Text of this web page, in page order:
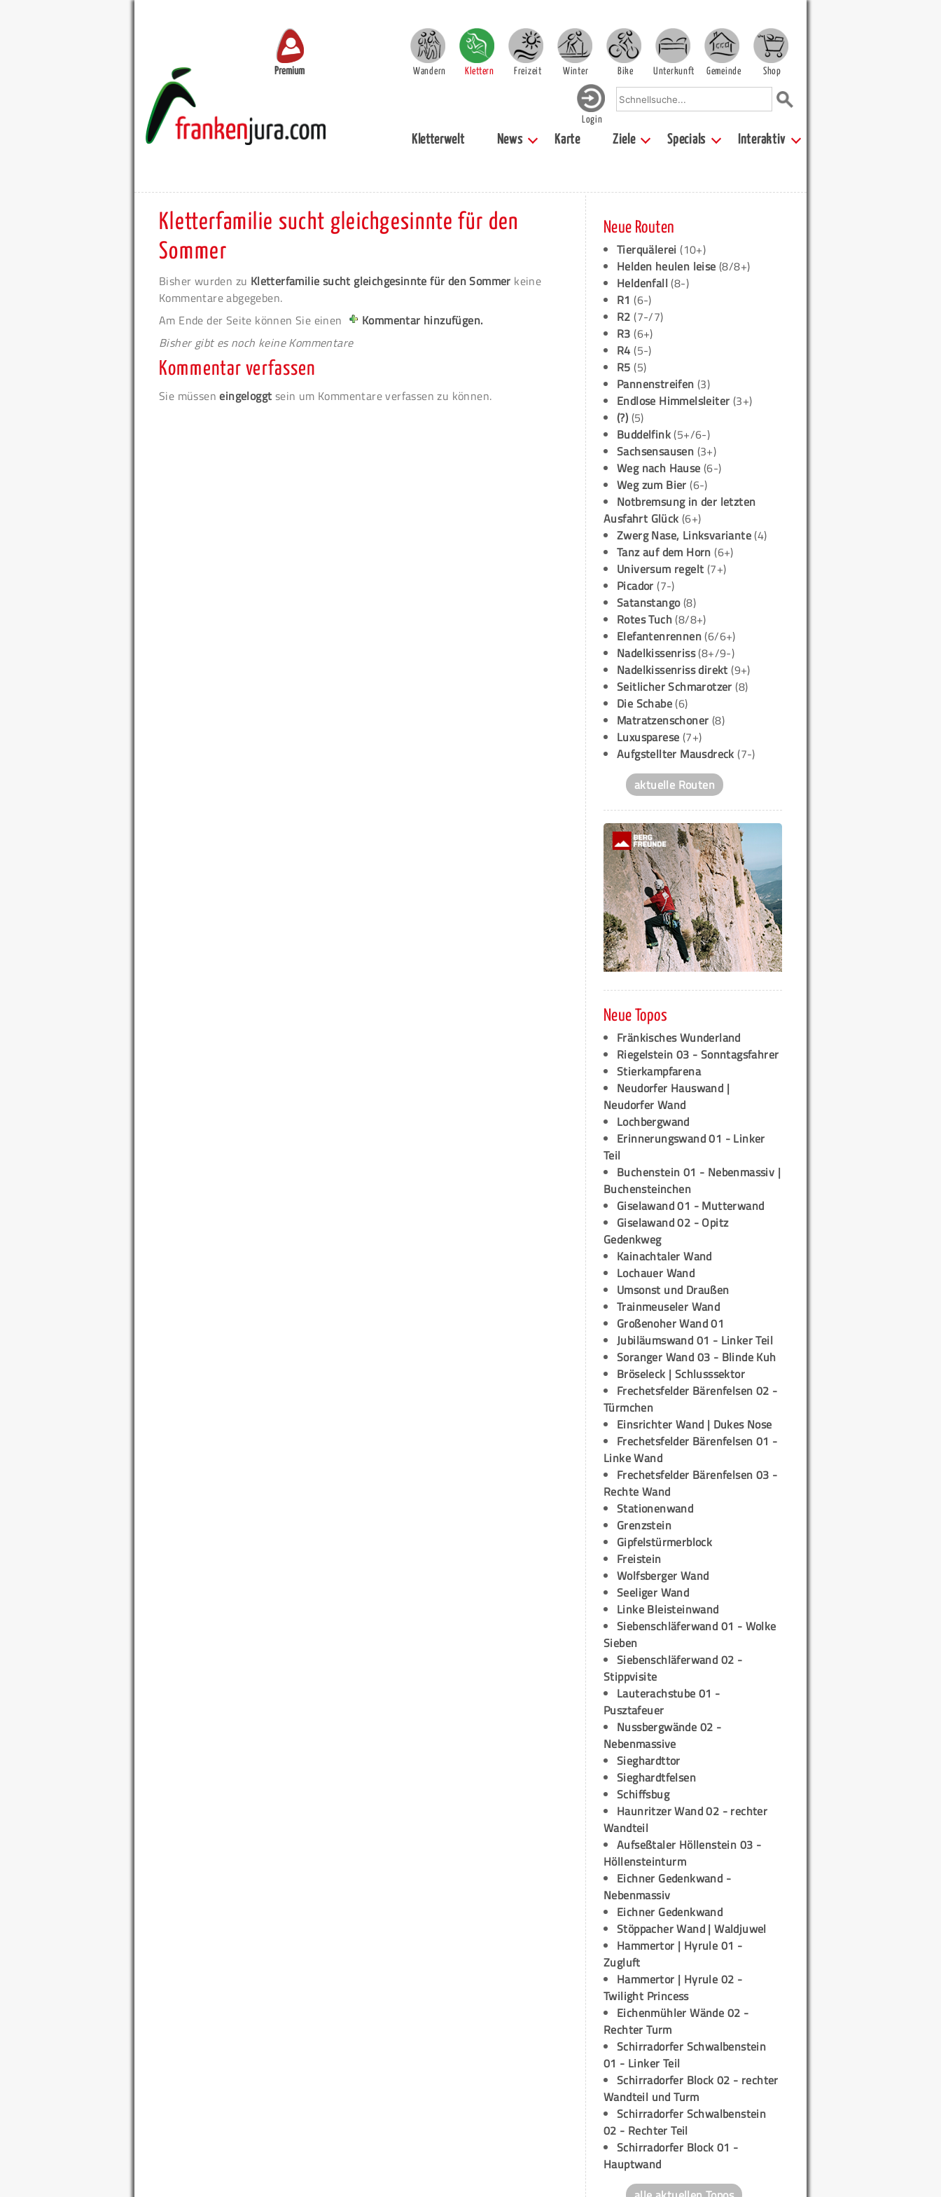
Premium Wandern Klettern Freizeit Winter Bike Unterkunft Gemeinde Shop
Login
Kletterwelt News Karte Ziele Specials Interaktiv
Kletterfamilie sucht gleichgesinnte für den
Sommer
Bisher wurden zu Kletterfamilie sucht gleichgesinnte für den Sommer keine
Kommentare abgegeben.
Am Ende der Seite können Sie einen
Kommentar hinzufügen.
Bisher gibt es noch keine Kommentare
Kommentar verfassen
Sie müsseneingeloggt sein um Kommentare verfassen zu können.
Neue Routen
Tierquälerei (10+)
Helden heulen leise(8/8+)
Heldenfall(8-)
R1 (6-)
R2 (7-/7)
R3 (6+)
R4 (5-)
R5 (5)
Pannenstreifen (3)
Endlose Himmelsleiter (3+)
(?) (5)
Buddelfink(5+/6-)
Sachsensausen (3+)
Weg nach Hause (6-)
Weg zum Bier (6-)
Notbremsung in der letzten
Ausfahrt Glück (6+)
Zwerg Nase, Linksvariante(4)
Tanz auf dem Horn (6+)
Universum regelt (7+)
Picador (7-)
Satanstango(8)
Rotes Tuch(8/8+)
Elefantenrennen(6/6+)
Nadelkissenriss(8+/9-)
Nadelkissenriss direkt (9+)
Seitlicher Schmarotzer (8)
Die Schabe(6)
Matratzenschoner (8)
Luxusparese (7+)
Aufgstellter Mausdreck (7-)
aktuelle Routen
Neue Topos
Fränkisches Wunderland
Riegelstein 03 - Sonntagsfahrer
Stierkampfarena
Neudorfer Hauswand |
Neudorfer Wand
Lochbergwand
Erinnerungswand 01 - Linker
Teil
Buchenstein 01 - Nebenmassiv |
Buchensteinchen
Giselawand 01 - Mutterwand
Giselawand 02 - Opitz
Gedenkweg
Kainachtaler Wand
Lochauer Wand
Umsonst und Draußen
Trainmeuseler Wand
Großenoher Wand 01
Jubiläumswand 01 - Linker Teil
Soranger Wand 03 - Blinde Kuh
Bröseleck | Schlusssektor
Frechetsfelder Bärenfelsen 02 -
Türmchen
Einsrichter Wand | Dukes Nose
Frechetsfelder Bärenfelsen 01 -
Linke Wand
Frechetsfelder Bärenfelsen 03 -
Rechte Wand
Stationenwand
Grenzstein
Gipfelstürmerblock
Freistein
Wolfsberger Wand
Seeliger Wand
Linke Bleisteinwand
Siebenschläferwand 01 - Wolke
Sieben
Siebenschläferwand 02 -
Stippvisite
Lauterachstube 01 -
Pusztafeuer
Nussbergwände 02 -
Nebenmassive
Sieghardttor
Sieghardtfelsen
Schiffsbug
Haunritzer Wand 02 - rechter
Wandteil
Aufseßtaler Höllenstein 03 -
Höllensteinturm
Eichner Gedenkwand -
Nebenmassiv
Eichner Gedenkwand
Stöppacher Wand | Waldjuwel
Hammertor | Hyrule 01 -
Zugluft
Hammertor | Hyrule 02 -
Twilight Princess
Eichenmühler Wände 02 -
Rechter Turm
Schirradorfer Schwalbenstein
01 - Linker Teil
Schirradorfer Block 02 - rechter
Wandteil und Turm
Schirradorfer Schwalbenstein
02 - Rechter Teil
Schirradorfer Block 01 -
Hauptwand